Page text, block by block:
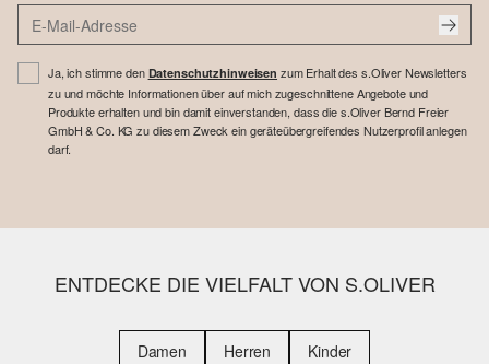
Ja, ich stimme den Datenschutzhinweisen zum Erhalt des s.Oliver Newsletters
zu und möchte Informationen über auf mich zugeschnittene Angebote und
Produkte erhalten und bin damit einverstanden, dass die s.Oliver Bernd Freier
GmbH & Co. KG zu diesem Zweck ein geräteübergreifendes Nutzerprofil anlegen
darf.
ENTDECKE DIE VIELFALT VON S.OLIVER
Damen Herren Kinder